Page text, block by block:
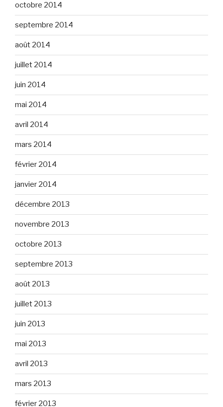
octobre 2014
septembre 2014
août 2014
juillet 2014
juin 2014
mai 2014
avril 2014
mars 2014
février 2014
janvier 2014
décembre 2013
novembre 2013
octobre 2013
septembre 2013
août 2013
juillet 2013
juin 2013
mai 2013
avril 2013
mars 2013
février 2013